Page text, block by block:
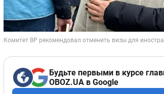
Будьте первыми в курсе
OBOZ.UA в Google